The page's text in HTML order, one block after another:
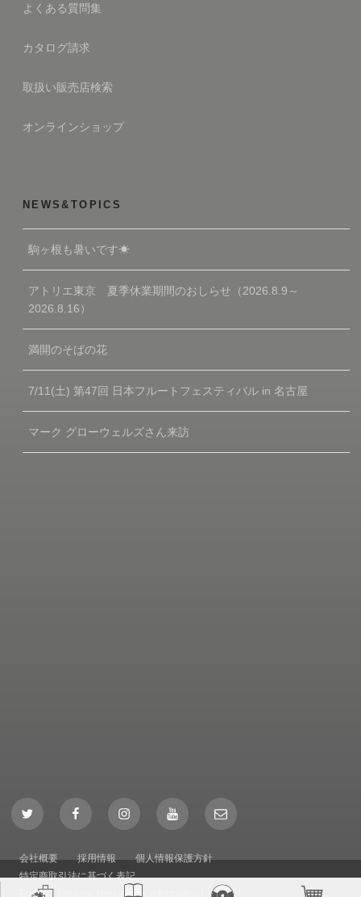
よくある質問集
カタログ請求
取扱い販売店検索
オンラインショップ
NEWS&TOPICS
駒ヶ根も暑いです☀
アトリエ東京 夏季休業期間のおしらせ（2026.8.9～
2026.8.16）
満開のそばの花
7/11(土) 第47回 日本フルートフェスティバル in 名古屋
マーク グローウェルズさん来訪
Twitter FacebookInstagramYouTubeMail
会社概要 採用情報
個人情報保護方針
特定商取引法に基づく表記
English【Inquiry/ Request for information】